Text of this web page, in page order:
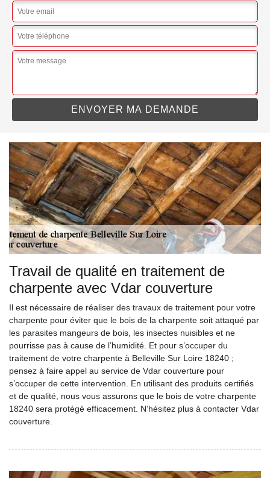
Travail de qualité en traitement de
charpente avec Vdar couverture
Il est nécessaire de réaliser des travaux de traitement pour votre
charpente pour éviter que le bois de la charpente soit attaqué par
les parasites mangeurs de bois, les insectes nuisibles et ne
pourrisse pas à cause de l’humidité. Et pour s’occuper du
traitement de votre charpente à Belleville Sur Loire 18240 ;
pensez à faire appel au service de Vdar couverture pour
s’occuper de cette intervention. En utilisant des produits certifiés
et de qualité, nous vous assurons que le bois de votre charpente
18240 sera protégé efficacement. N’hésitez plus à contacter Vdar
couverture.